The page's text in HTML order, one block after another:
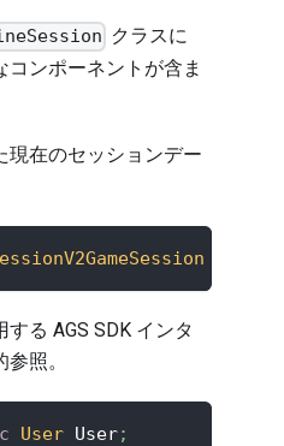
クラスに
ンポーネントが含ま
現在のセッションデー
る AGS SDK インタ
照。
User User;